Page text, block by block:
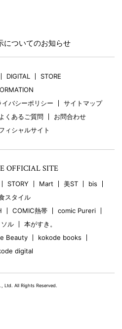
についてのお知らせ
DIGITAL
STORE
イバシーポリシー
サイトマップ
よくあるご質問
お問合わせ
ィシャルサイト
OFFICIAL SITE
STORY Mart 美ST
bis
スタイル
COMIC熱帯
comic Pureri
ル
本がすき。
Beauty
kokode books
digital
Ltd. All Rights Reserved.